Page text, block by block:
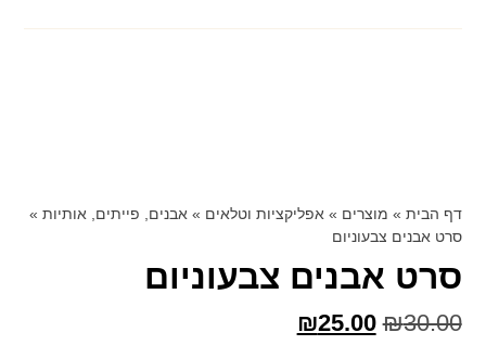
דף הבית » מוצרים » אפליקציות וטלאים » אבנים, פייתים, אותיות »
סרט אבנים צבעוניום
סרט אבנים צבעוניום
₪30.00
₪25.00